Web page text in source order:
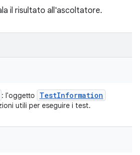
il risultato all'ascoltatore.
: l'oggetto TestInformation
utili per eseguire i test.